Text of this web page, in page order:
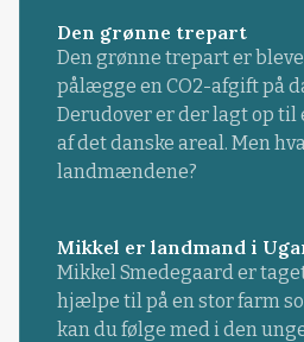
Den grønne trepart
Den grønne trepart er
pålægge en CO2-afgift på
Derudover er der lagt op
af det danske areal. Men
landmændene?
Mikkel er landmand i
Mikkel Smedegaard er
hjælpe til på en stor farm
kan du følge med i den